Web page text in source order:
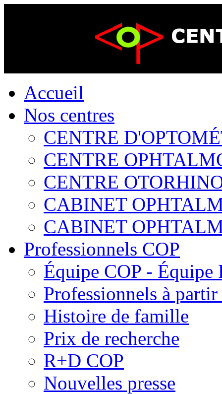
Accueil
Nos centres
CENTRE
CENTRE
CENTRE
CABINET
CABINET
Professionnels COP
Équipe COP - Équipe
Professionnels à
Histoire de famille
Prix de recherche
R+D COP
Nouvelles presse